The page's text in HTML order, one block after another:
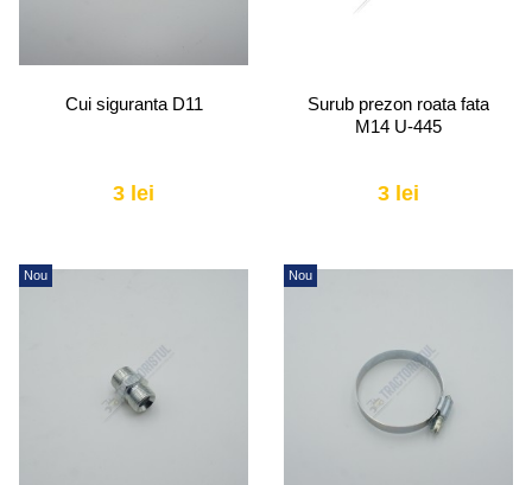
Cui siguranta D11
3 lei
Surub prezon roata fata
M14 U-445
3 lei
Nou Nou